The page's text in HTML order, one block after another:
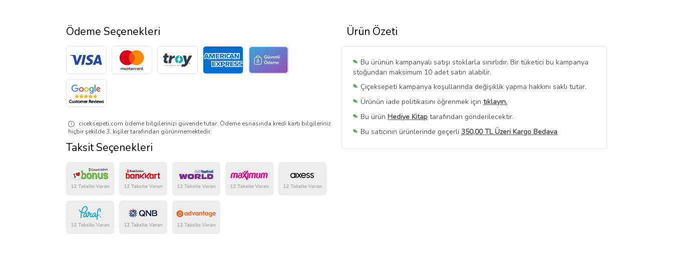
Ürün Özeti
Bu ürünün kampanyalı satışı stoklarla sınırlıdır. Bir tüketici bu kampanya
stoğundan maksimum 10 adet satın alabilir.
Çiçeksepeti kampanya koşullarında değişiklik yapma hakkını saklı tutar.
Ürünün iade politikasını öğrenmek için tıklayın.
Bu ürün Hediye Kitap tarafından gönderilecektir.
Bu satıcının ürünlerinde geçerli 350,00 TL Üzeri Kargo Bedava
Bu SatıcınınTüm Ürünlerini Görüntüle
Ödeme Seçenekleri
ciceksepeti.com ödeme bilgilerinizi güvende tutar. Ödeme esnasında kredi kartı bilgileriniz
hiçbir şekilde 3. kişiler tarafından görünmemektedir.
Taksit Seçenekleri